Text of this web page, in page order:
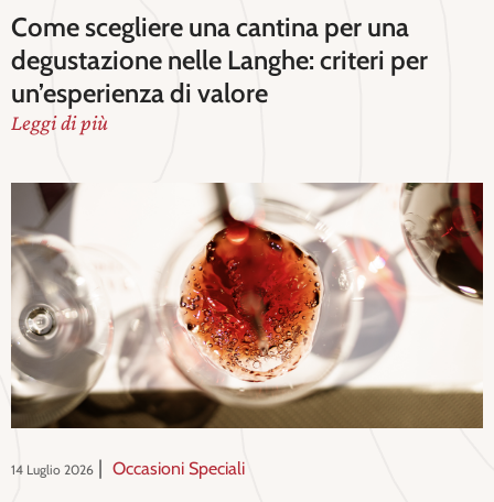
Come scegliere una cantina per una
degustazione nelle Langhe: criteri per
un’esperienza di valore
Leggi di più
14 Luglio 2026 | Occasioni Speciali